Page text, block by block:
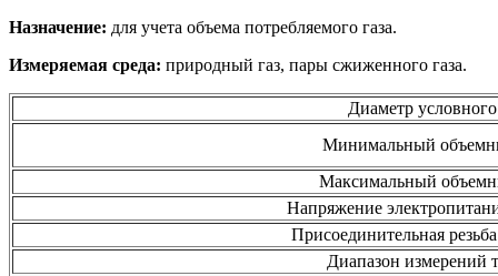
Назначение: для учета объема потребляемого газа.
Измеряемая среда: природный газ, пары сжиженного газа.
Диаметр
Минимальный
Максимальный
Напряжение
Присоединительная
Диапазон измерений